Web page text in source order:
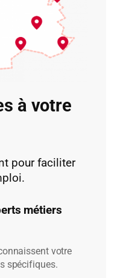
à votre
pour faciliter
métiers
votre
spécifiques.